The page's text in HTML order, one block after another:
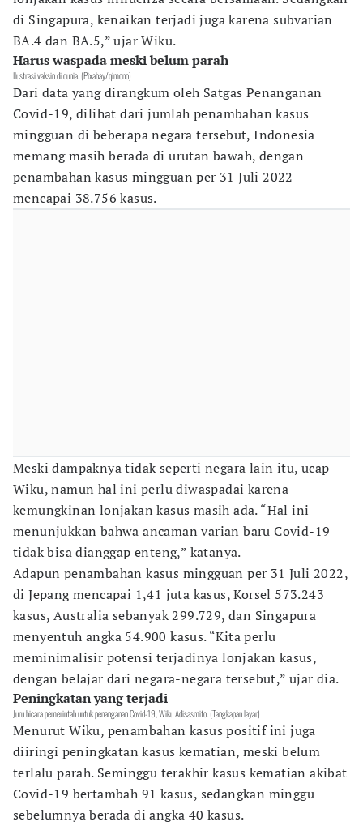
di Singapura, kenaikan terjadi juga karena subvarian
BA.4 dan BA.5,” ujar Wiku.
Harus waspada meski belum parah
Ilustrasi vaksin di dunia. (Pixabay/qimono)
Dari data yang dirangkum oleh Satgas Penanganan
Covid-19, dilihat dari jumlah penambahan kasus
mingguan di beberapa negara tersebut, Indonesia
memang masih berada di urutan bawah, dengan
penambahan kasus mingguan per 31 Juli 2022
mencapai 38.756 kasus.
Meski dampaknya tidak seperti negara lain itu, ucap
Wiku, namun hal ini perlu diwaspadai karena
kemungkinan lonjakan kasus masih ada. “Hal ini
menunjukkan bahwa ancaman varian baru Covid-19
tidak bisa dianggap enteng,” katanya.
Adapun penambahan kasus mingguan per 31 Juli 2022,
di Jepang mencapai 1,41 juta kasus, Korsel 573.243
kasus, Australia sebanyak 299.729, dan Singapura
menyentuh angka 54.900 kasus. “Kita perlu
meminimalisir potensi terjadinya lonjakan kasus,
dengan belajar dari negara-negara tersebut,” ujar dia.
Peningkatan yang terjadi
Juru bicara pemerintah untuk penanganan Covid-19, Wiku Adisasmito. (Tangkapan layar)
Menurut Wiku, penambahan kasus positif ini juga
diiringi peningkatan kasus kematian, meski belum
terlalu parah. Seminggu terakhir kasus kematian akibat
Covid-19 bertambah 91 kasus, sedangkan minggu
sebelumnya berada di angka 40 kasus.